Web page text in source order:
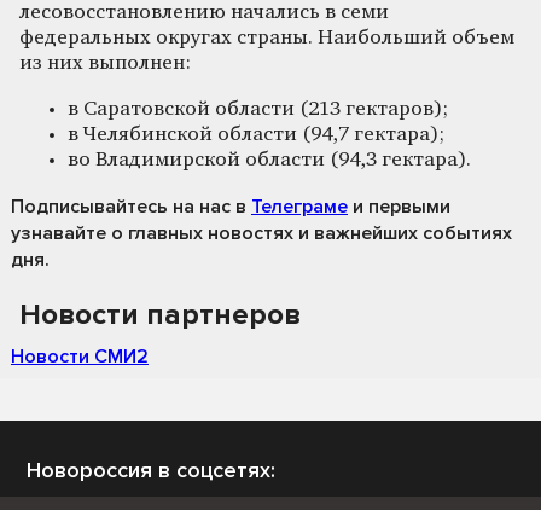
лесовосстановлению начались в семи
федеральных округах страны. Наибольший объем
из них выполнен:
в Саратовской области (213 гектаров);
в Челябинской области (94,7 гектара);
во Владимирской области (94,3 гектара).
Подписывайтесь на нас в Телеграме и первыми
узнавайте о главных новостях и важнейших событиях
дня.
Новости партнеров
Новости СМИ2
Новороссия в соцсетях: